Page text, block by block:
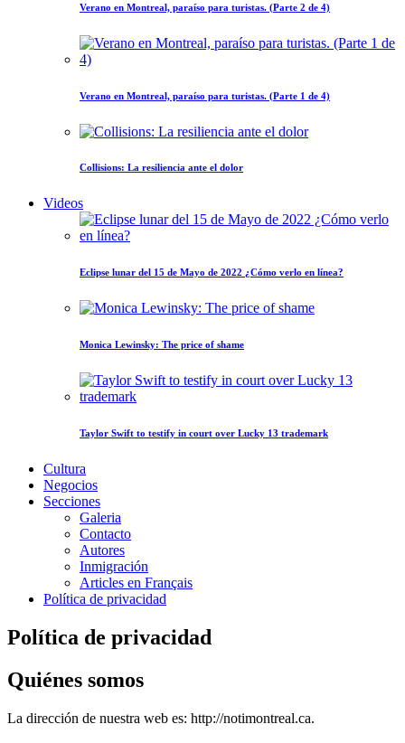
Verano en Montreal, paraíso para turistas. (Parte 2 de 4)
Verano en Montreal, paraíso para turistas. (Parte 1 de 4)
Collisions: La resiliencia ante el dolor
Videos
Eclipse lunar del 15 de Mayo de 2022 ¿Cómo verlo en línea?
Monica Lewinsky: The price of shame
Taylor Swift to testify in court over Lucky 13 trademark
Cultura
Negocios
Secciones
Galeria
Contacto
Autores
Inmigración
Articles en Français
Política de privacidad
Política de privacidad
Quiénes somos
La dirección de nuestra web es: http://notimontreal.ca.